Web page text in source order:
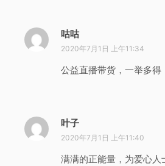
咕咕说
道
2020年7月1日 上午11:34
公益直播带货，一举多得
叶子
道
2020年7月1日 上午11:40
满满的正能量，为爱心人